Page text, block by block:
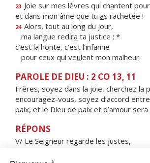
23 Joie sur mes lèvres qui chantent
et dans mon âme que tu as rachetée !
24 Alors, tout au long du jour,
ma langue redira ta justice ; *
c’est la honte, c’est l’infamie
pour ceux qui veulent mon malheur.
PAROLE DE DIEU : 2 CO 13, 11
Frères, soyez dans la joie, cherchez la
encouragez-vous, soyez d’accord
paix, et le Dieu de paix et d’amour sera
RÉPONS
V/ Le Seigneur regarde les justes,